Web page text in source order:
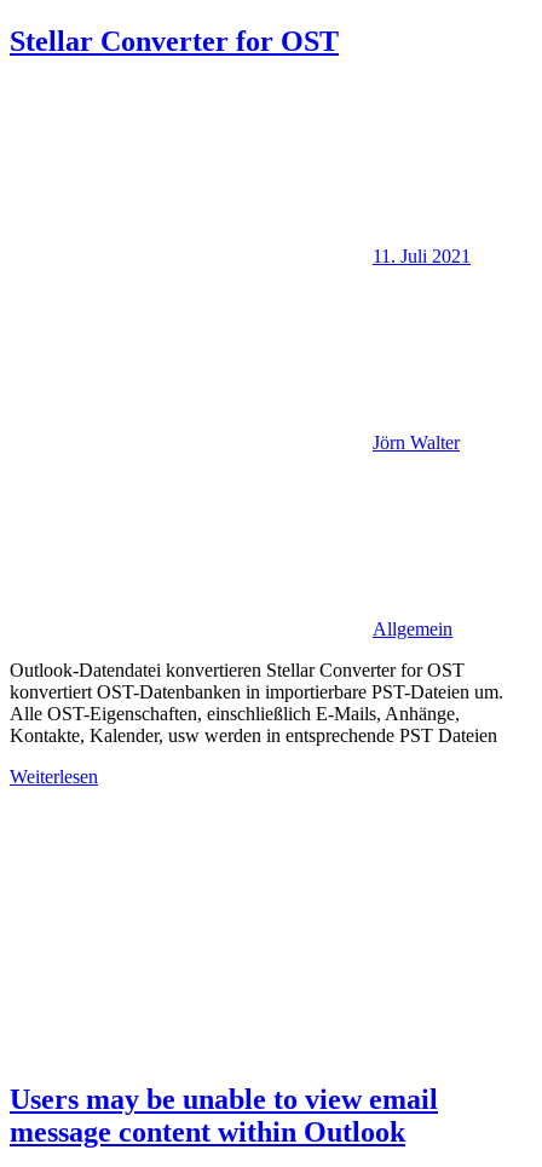
Stellar Converter for OST
11. Juli 2021
Jörn Walter
Allgemein
Outlook-Datendatei konvertieren Stellar Converter for OST
konvertiert OST-Datenbanken in importierbare PST-Dateien um.
Alle OST-Eigenschaften, einschließlich E-Mails, Anhänge,
Kontakte, Kalender, usw werden in entsprechende PST Dateien
Weiterlesen
Users may be unable to view email
message content within Outlook